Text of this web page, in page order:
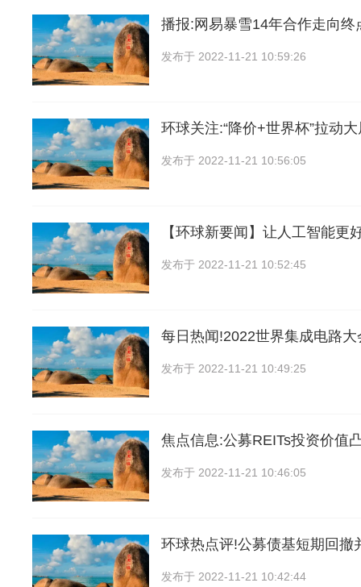
播报:网易暴雪14年合作走向终
发布于 2022-11-21 10:59:26
环球关注:“降价+世界杯”拉动
发布于 2022-11-21 10:56:05
【环球新要闻】让人工智能更
发布于 2022-11-21 10:52:45
每日热闻!2022世界集成电路
发布于 2022-11-21 10:49:25
焦点信息:公募REITs投资价值
发布于 2022-11-21 10:46:05
环球热点评!公募债基短期回撤
发布于 2022-11-21 10:42:44